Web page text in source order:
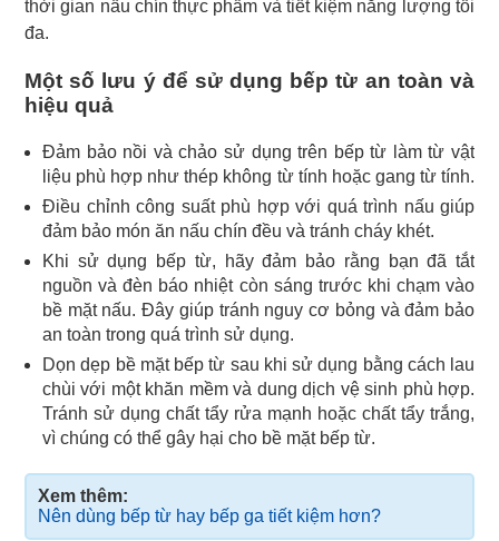
thời gian nấu chín thực phẩm và tiết kiệm năng lượng tối
đa.
Một số lưu ý để sử dụng bếp từ an toàn và
hiệu quả
Đảm bảo nồi và chảo sử dụng trên bếp từ làm từ vật
liệu phù hợp như thép không từ tính hoặc gang từ tính.
Điều chỉnh công suất phù hợp với quá trình nấu giúp
đảm bảo món ăn nấu chín đều và tránh cháy khét.
Khi sử dụng bếp từ, hãy đảm bảo rằng bạn đã tắt
nguồn và đèn báo nhiệt còn sáng trước khi chạm vào
bề mặt nấu. Đây giúp tránh nguy cơ bỏng và đảm bảo
an toàn trong quá trình sử dụng.
Dọn dẹp bề mặt bếp từ sau khi sử dụng bằng cách lau
chùi với một khăn mềm và dung dịch vệ sinh phù hợp.
Tránh sử dụng chất tẩy rửa mạnh hoặc chất tẩy trắng,
vì chúng có thể gây hại cho bề mặt bếp từ.
Xem thêm:
Nên dùng bếp từ hay bếp ga tiết kiệm hơn?